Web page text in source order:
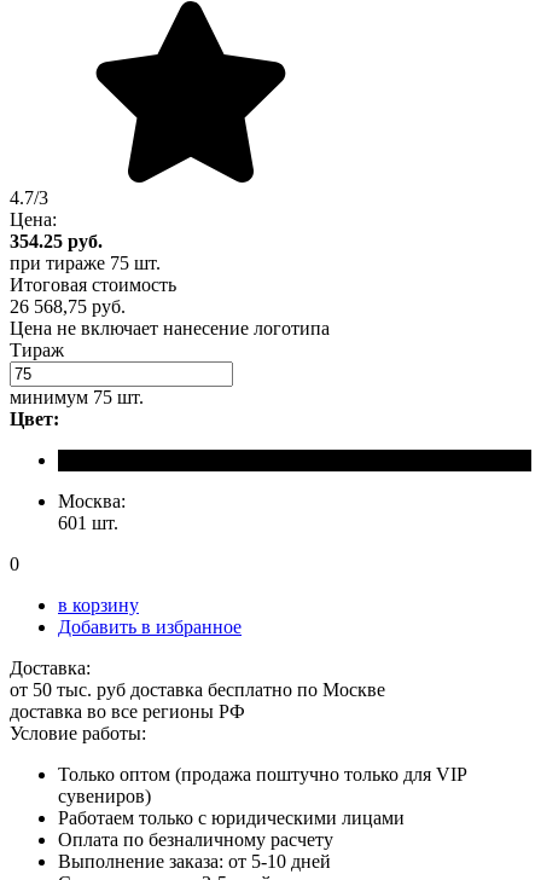
4.7/3
Цена:
354.25 руб.
при тираже 75 шт.
Итоговая стоимость
26 568,75 руб.
Цена не включает нанесение логотипа
Тираж
минимум 75 шт.
Цвет:
Москва:
601 шт.
0
в корзину
Добавить в избранное
Доставка:
от 50 тыс. руб доставка бесплатно по Москве
доставка во все регионы РФ
Условие работы:
Только оптом (продажа поштучно только для VIP
сувениров)
Работаем только с юридическими лицами
Оплата по безналичному расчету
Выполнение заказа: от 5-10 дней